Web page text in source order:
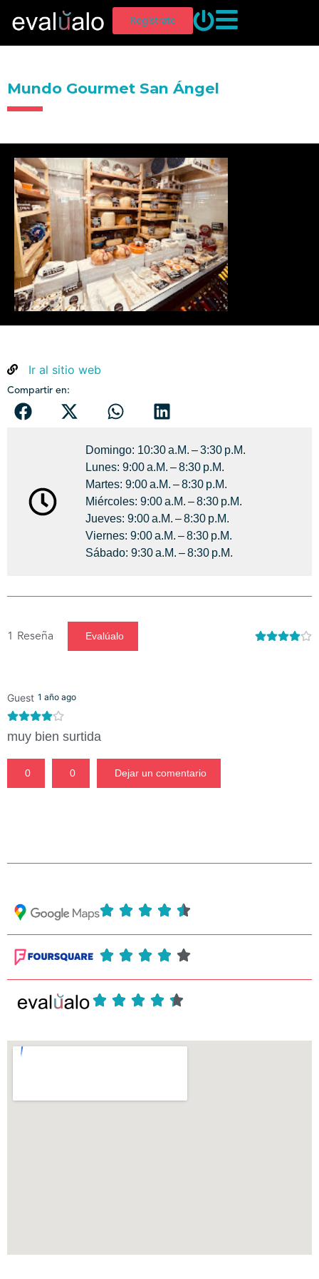
Regístrate
Mundo Gourmet San Ángel
Ir al sitio web
Compartir en:
Domingo: 10:30 A.m. – 3:30 P.m.
Lunes: 9:00 A.m. – 8:30 P.m.
Martes: 9:00 A.m. – 8:30 P.m.
Miércoles: 9:00 A.m. – 8:30 P.m.
Jueves: 9:00 A.m. – 8:30 P.m.
Viernes: 9:00 A.m. – 8:30 P.m.
Sábado: 9:30 A.m. – 8:30 P.m.
1 Reseña Evalúalo
Guest 1 año ago
muy bien surtida
0 0 Dejar un comentario